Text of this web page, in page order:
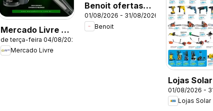
Mercado Livre -
Ofertas atuais
de terça-feira 04/08/2026
Mercado Livre
Benoit ofertas
Agosto
01/08/2026 - 31/08/2026
Benoit
Lojas
Ofertas
01/08/2026 -
Lojas Solar